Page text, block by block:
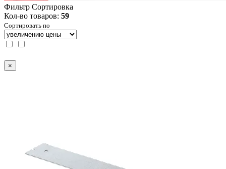
Фильтр Сортировка
Кол-во товаров: 59
Сортировать по
×